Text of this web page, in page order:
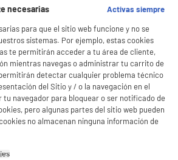
necesarias
Activas siempre
para que el sitio web funcione y no se
sistemas. Por ejemplo, estas cookies
te permitirán acceder a tu área de cliente,
mientras navegas o administrar tu carrito de
detectar cualquier problema técnico
del Sitio y / o la navegación en el
navegador para bloquear o ser notificado de
pero algunas partes del sitio web pueden
no almacenan ninguna información de